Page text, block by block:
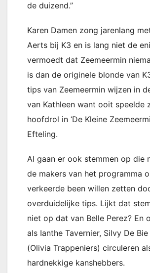
de duizend.”
Karen Damen zong jarenlang
Aerts bij K3 en is lang niet de
vermoedt dat Zeemeermin
is dan de originele blonde van
tips van Zeemeermin wijzen in
van Kathleen want ooit speelde
hoofdrol in ‘De Kleine
Efteling.
Al gaan er ook stemmen op die
de makers van het programma
verkeerde been willen zetten
overduidelijke tips. Lijkt dat
niet op dat van Belle Perez? En
als Ianthe Tavernier, Silvy De Bie
(Olivia Trappeniers) circuleren
hardnekkige kanshebbers.